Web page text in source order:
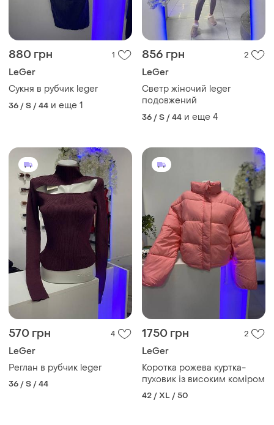
880 грн 1
LeGer
Сукня в рубчик leger
36 / S / 44 и еще 1
856 грн 2
LeGer
Светр жіночий leger
подовжений
36 / S / 44 и еще 4
570 грн 4
LeGer
Реглан в рубчик leger
36 / S / 44
1750 грн 2
LeGer
Коротка рожева куртка-
пуховик із високим коміром
42 / XL / 50